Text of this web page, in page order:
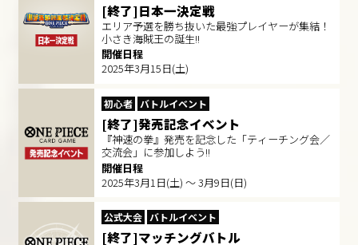
[終了]日本一決定戦
エリア予選を勝ち抜いた最強プレイヤーが集結！
小さき海賊王の誕生!!
開催日程
2025年3月15日(土)
初心者 バトルイベント
[終了]発売記念イベント
『神速の拳』発売を記念した「ティーチング会／
交流会」に参加しよう!!
開催日程
2025年3月1日(土) ～ 3月9日(日)
公式大会 バトルイベント
[終了]マッチングバトル